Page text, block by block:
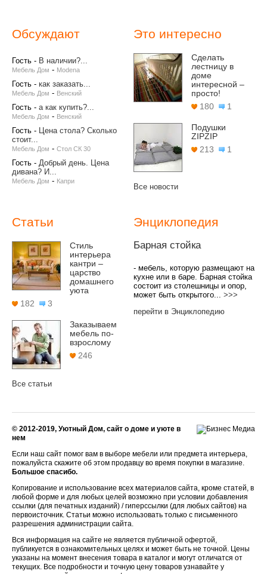
Обсуждают
Гость - В наличии?...
Мебель Дом - Modena
Гость - как заказать...
Мебель Дом - Венский
Гость - а как купить?...
Мебель Дом - Венский
Гость - Цена стола? Сколько
стоит...
Мебель Дом - Стол СК 30
Гость - Добрый день. Цена
дивана? И...
Мебель Дом - Капри
Это интересно
Сделать
лестницу в
доме
интересной –
просто!
180
1
Подушки
ZIPZIP
213
1
Все новости
Статьи
Стиль
интерьера
кантри –
царство
домашнего
уюта
182
3
Заказываем
мебель по-
взрослому
246
Все статьи
Энциклопедия
Барная стойка
- мебель, которую размещают на
кухне или в баре. Барная стойка
состоит из столешницы и опор,
может быть открытого... >>>
перейти в Энциклопедию
© 2012-2019, Уютный Дом, сайт о доме и уюте в
нем
Если наш сайт помог вам в выборе мебели или предмета интерьера,
пожалуйста скажите об этом продавцу во время покупки в магазине.
Большое спасибо.
Копирование и использование всех материалов сайта, кроме статей, в
любой форме и для любых целей возможно при условии добавления
ссылки (для печатных изданий) / гиперссылки (для любых сайтов) на
первоисточник. Статьи можно использовать только с письменного
разрешения администрации сайта.
Вся информация на сайте не является публичной офертой,
публикуется в ознакомительных целях и может быть не точной. Цены
указаны на момент внесения товара в каталог и могут отличатся от
текущих. Все подробности и точную цену товаров узнавайте у